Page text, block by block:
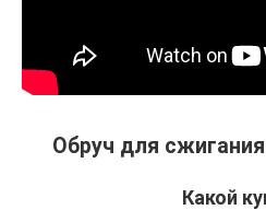
Обруч для
Какой